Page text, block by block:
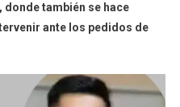
también se hace
ante los pedidos de